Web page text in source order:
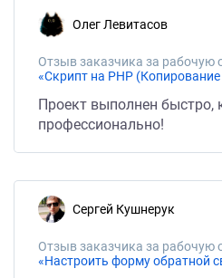
Олег Левитасов
Отзыв заказчика за рабочую
Проект выполнен быстро,
профессионально!
Сергей Кушнерук
Отзыв заказчика за рабочую
«Настроить форму обратной